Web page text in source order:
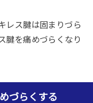
レス腱は固まりづら
腱を痛めづらくなり
づらくする